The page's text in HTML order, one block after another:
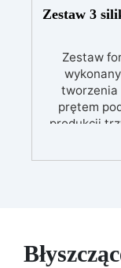
Zestaw 3
Zestaw
tworzenia
prętem
produkcji
desery,
oraz